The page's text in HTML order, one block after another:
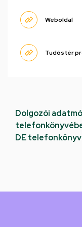
Weboldal
Tudóstér
Dolgozói
DE